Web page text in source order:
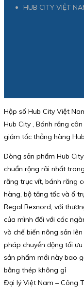
HUB CITY VIỆT
Hộp số Hub City Việt
Hub City , Bánh răng
giảm tốc thẳng hàng
Dòng sản phẩm Hub
chuẩn rộng rãi nhất
răng trục vít, bánh răng
hàng, bộ tăng tốc và ổ
Regal Rexnord, với
của mình đối với các
và chế biến nông sản
pháp chuyển động tối
sản phẩm mới này bao
bằng thép không gỉ
Đại lý Việt Nam – Công